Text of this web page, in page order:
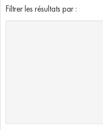
Filtrer les résultats par :